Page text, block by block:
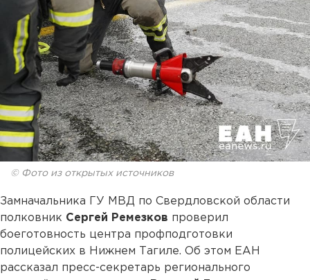
© Фото из открытых источников
Замначальника ГУ МВД по Свердловской области
полковник Сергей Ремезков проверил
боеготовность центра профподготовки
полицейских в Нижнем Тагиле. Об этом ЕАН
рассказал пресс-секретарь регионального